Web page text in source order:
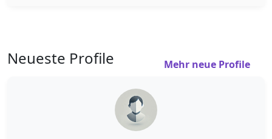
Neueste Profile Mehr neue Profile